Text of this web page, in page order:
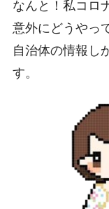
なんと！私コロ
意外にどうやっ
自治体の情報し
す。